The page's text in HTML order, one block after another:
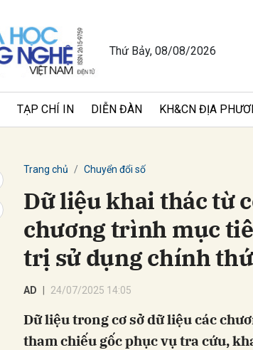
Thứ Bảy, 08/08/2026
TẠP CHÍ IN DIỄN ĐÀN KH&CN ĐỊA
Trang chủ Chuyển đổi số
Dữ liệu khai thác từ
chương trình mục
trị sử dụng chính
AD 24/07/2025 14:05
Dữ liệu trong cơ sở dữ liệu các
tham chiếu gốc phục vụ tra cứu,